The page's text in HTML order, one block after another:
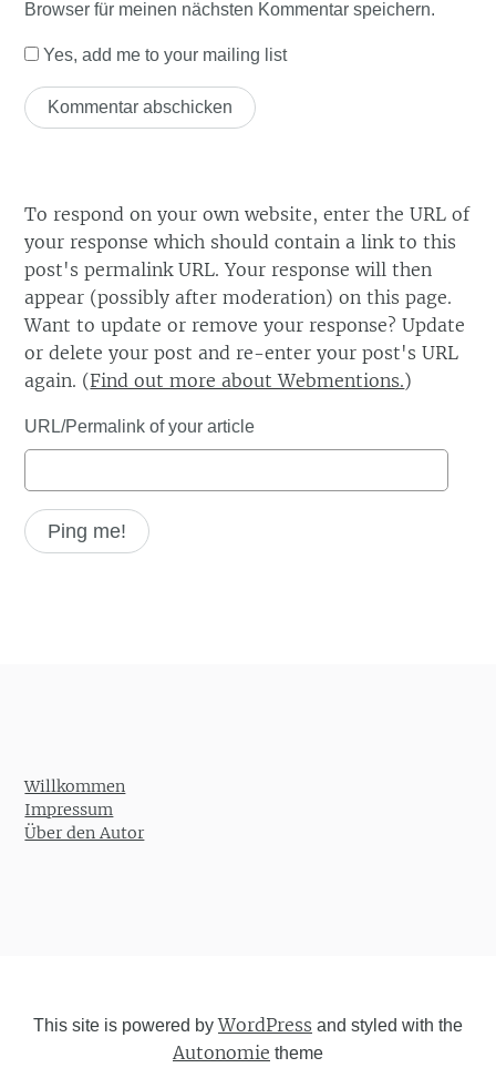
Browser für meinen nächsten Kommentar speichern.
Yes, add me to your mailing list
To respond on your own website, enter the URL of
your response which should contain a link to this
post's permalink URL. Your response will then
appear (possibly after moderation) on this page.
Want to update or remove your response? Update
or delete your post and re-enter your post's URL
again. (Find out more about Webmentions.)
URL/Permalink of your article
Willkommen
Impressum
Über den Autor
This site is powered byWordPress and styled with the
Autonomie theme